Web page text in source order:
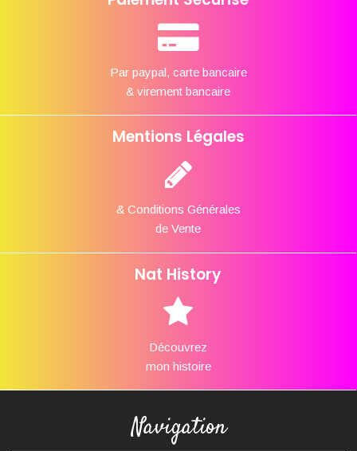
Par paypal, carte bancaire
& virement bancaire
Mentions Légales
& Conditions Générales
de Vente
Nat History
Découvrez
mon histoire
Navigation